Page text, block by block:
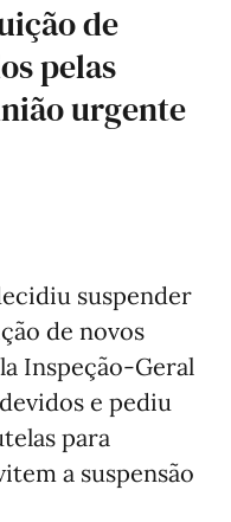
de
pelas
urgente
suspender
de novos
Inspeção-Geral
e pediu
para
a suspensão